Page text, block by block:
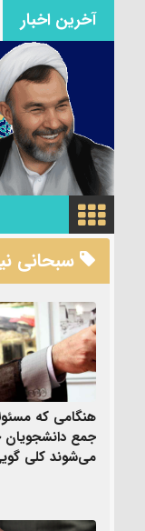
آخرین اخبار
سبحانی
هنگامی که
جمع
می‌شوند کلی